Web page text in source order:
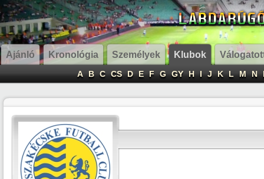
Ajánló Kronológia Személyek Klubok
A B C CS D E F G GY H I J K L M N